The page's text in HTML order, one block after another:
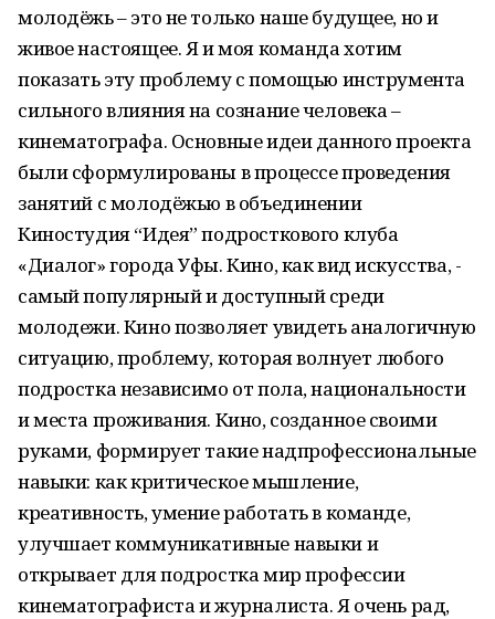
молодёжь – это не только наше будущее, но и
живое настоящее. Я и моя команда хотим
показать эту проблему с помощью инструмента
сильного влияния на сознание человека –
кинематографа. Основные идеи данного проекта
были сформулированы в процессе проведения
занятий с молодёжью в объединении
Киностудия “Идея” подросткового клуба
«Диалог» города Уфы. Кино, как вид искусства, -
самый популярный и доступный среди
молодежи. Кино позволяет увидеть аналогичную
ситуацию, проблему, которая волнует любого
подростка независимо от пола, национальности
и места проживания. Кино, созданное своими
руками, формирует такие надпрофессиональные
навыки: как критическое мышление,
креативность, умение работать в команде,
улучшает коммуникативные навыки и
открывает для подростка мир профессии
кинематографиста и журналиста. Я очень рад,